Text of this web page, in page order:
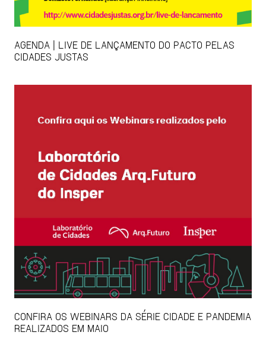
AGENDA | LIVE DE LANÇAMENTO DO PACTO PELAS
CIDADES JUSTAS
CONFIRA OS WEBINARS DA SÉRIE CIDADE E PANDEMIA
REALIZADOS EM MAIO